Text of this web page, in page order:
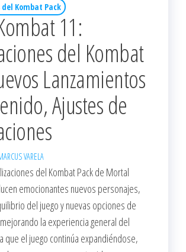
Kombat Pack
11:
del Kombat
Lanzamientos
Ajustes de
VARELA
del Kombat Pack de Mortal
emocionantes nuevos personajes,
del juego y nuevas opciones de
la experiencia general del
que el juego continúa expandiéndose,